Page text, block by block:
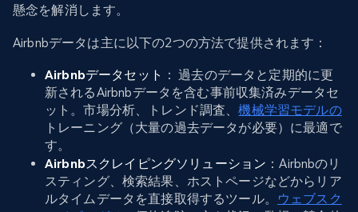
懸念を解消します。
Airbnbデータは主に以下の2つの方法で提供されます：
Airbnbデータセット
： 過去のデータと定期的に更
新されるAirbnbデータを含む事前収集済みデータセ
ット。市場分析、トレンド調査、機械学習モデルの
トレーニング（大量の過去データが必要）に最適で
す。
Airbnbスクレイピングソリューション ：Airbnbのリ
スティング、検索結果、ホストページなどからリア
ルタイムデータを直接取得するツール。
ウェブスク